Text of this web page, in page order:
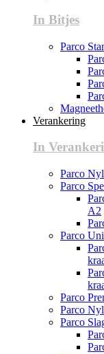
In Bitjes
Parco
Verankering
In
Parco
Parco
A2
Parco
Parco
Parco
Parco